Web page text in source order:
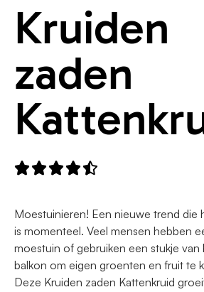
Kruiden
zaden

Moestuinieren! Een nieuwe trend die
is momenteel. Veel mensen hebben
moestuin of gebruiken een stukje
balkon om eigen groenten en fruit te
Deze Kruiden zaden Kattenkruid